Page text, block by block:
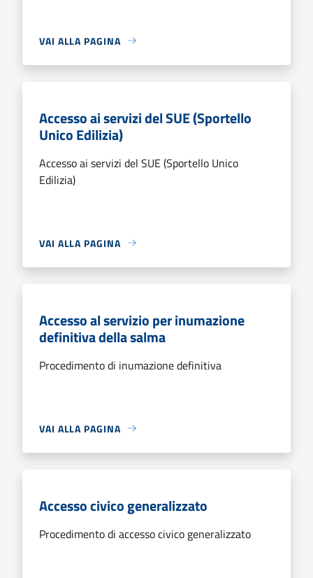
VAI ALLA PAGINA
Accesso ai servizi del SUE (Sportello
Unico Edilizia)
Accesso ai servizi del SUE (Sportello Unico
Edilizia)
VAI ALLA PAGINA
Accesso al servizio per inumazione
definitiva della salma
Procedimento di inumazione definitiva
VAI ALLA PAGINA
Accesso civico generalizzato
Procedimento di accesso civico generalizzato